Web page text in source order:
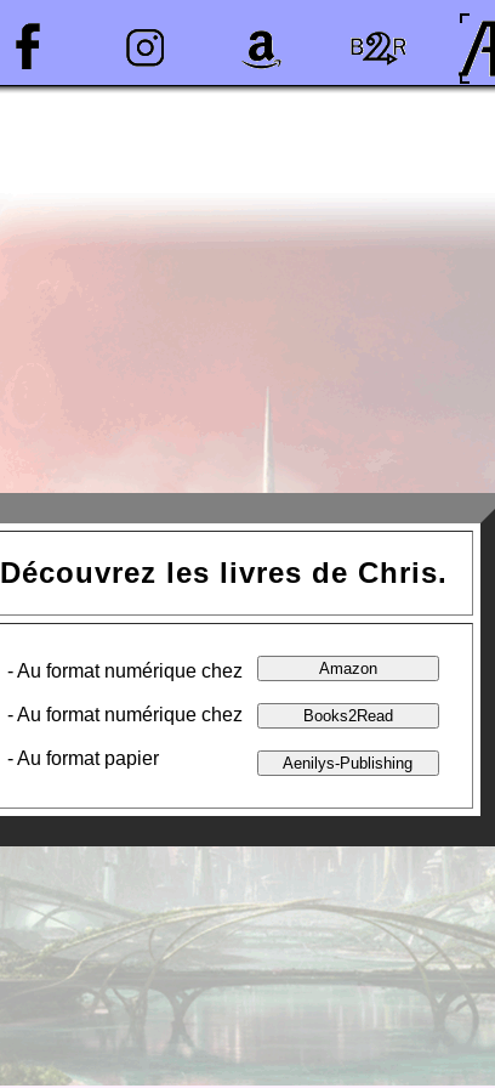
Découvrez les livres de Chris.
- Au format numérique chez
- Au format numérique chez
- Au format papier